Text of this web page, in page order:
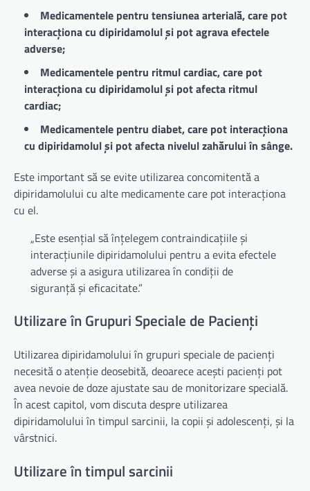
Medicamentele pentru tensiunea arterială, care pot
interacționa cu dipiridamolul și pot agrava efectele
adverse;
Medicamentele pentru ritmul cardiac, care pot
interacționa cu dipiridamolul și pot afecta ritmul
cardiac;
Medicamentele pentru diabet, care pot interacționa
cu dipiridamolul și pot afecta nivelul zahărului în sânge.
Este important să se evite utilizarea concomitentă a
dipiridamolului cu alte medicamente care pot interacționa
cu el.
„Este esențial să înțelegem contraindicațiile și
interacțiunile dipiridamolului pentru a evita efectele
adverse și a asigura utilizarea în condiții de
siguranță și eficacitate.”
Utilizare în Grupuri Speciale de Pacienți
Utilizarea dipiridamolului în grupuri speciale de pacienți
necesită o atenție deosebită, deoarece acești pacienți pot
avea nevoie de doze ajustate sau de monitorizare specială.
În acest capitol, vom discuta despre utilizarea
dipiridamolului în timpul sarcinii, la copii și adolescenți, și la
vârstnici.
Utilizare în timpul sarcinii